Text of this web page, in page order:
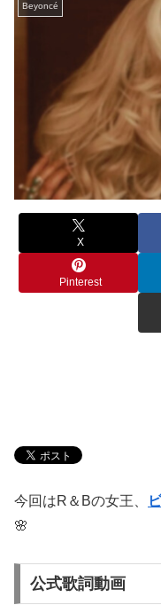
Beyoncé
X
Pinterest
今回はR＆Bの女王、
🌸
公式歌詞動画